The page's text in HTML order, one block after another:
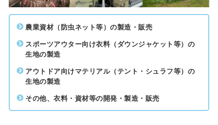
農業資材（防虫ネット等）の製造・販売
スポーツアウター向け衣料（ダウンジャケット等）の
生地の製造
アウトドア向けマテリアル（テント・シュラフ等）の
生地の製造
その他、衣料・資材等の開発・製造・販売